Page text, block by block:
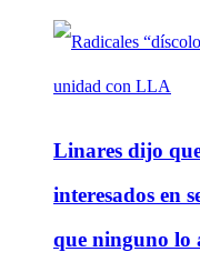
Linares dijo
interesados en
que ninguno lo